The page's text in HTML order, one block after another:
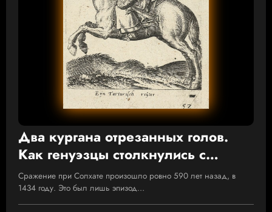
Два кургана отрезанных голов.
Как генуэзцы столкнулись с
татарскими батырами
Сражение при Солхате произошло ровно 590 лет назад, в
1434 году. Это был лишь эпизод…